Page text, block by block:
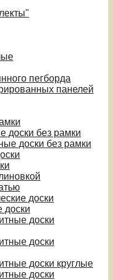
пегборда
панелей
доски без рамки
доски без рамки
доски
доски
доски
доски
доски круглые
доски